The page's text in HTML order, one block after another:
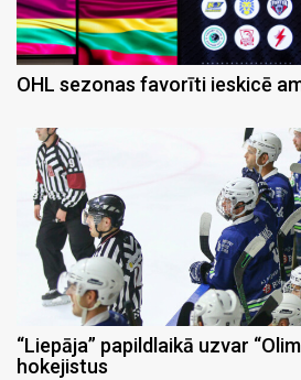
OHL sezonas favorīti ieskicē
“Liepāja” papildlaikā uzvar
hokejistus